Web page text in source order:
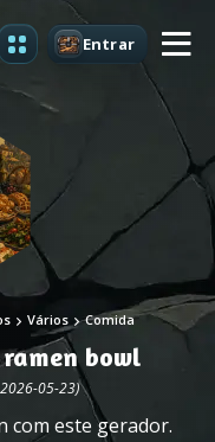
Entrar
Vários Comida
bowl
05-23)
com este gerador.